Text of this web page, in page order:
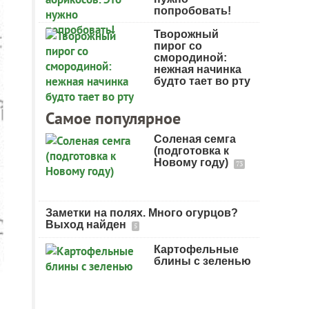
попробовать!
Творожный
пирог со
смородиной:
нежная начинка
будто тает во рту
Самое популярное
Соленая семга
(подготовка к
Новому году)
73
Заметки на полях. Много огурцов?
Выход найден
5
Картофельные
блины с зеленью